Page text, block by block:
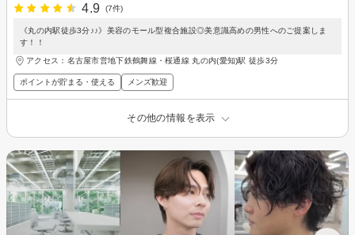
4.9
(7件)
《丸の内駅徒歩3分♪♪》美容のモール型複合施設◎美意識高めの男性へのご提案しま
す！！
アクセス：名古屋市営地下鉄鶴舞線・桜通線 丸の内(愛知)駅 徒歩3分
ポイントが貯まる・使える メンズ歓迎
その他の情報を表示